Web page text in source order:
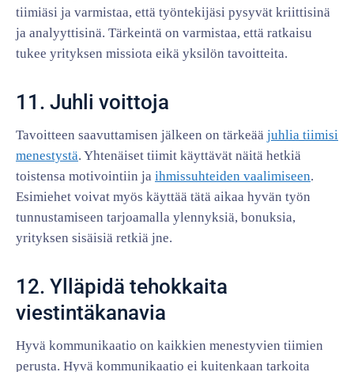
tiimiäsi ja varmistaa, että työntekijäsi pysyvät kriittisinä
ja analyyttisinä. Tärkeintä on varmistaa, että ratkaisu
tukee yrityksen missiota eikä yksilön tavoitteita.
11. Juhli voittoja
Tavoitteen saavuttamisen jälkeen on tärkeää juhlia tiimisi
menestystä. Yhtenäiset tiimit käyttävät näitä hetkiä
toistensa motivointiin ja ihmissuhteiden vaalimiseen.
Esimiehet voivat myös käyttää tätä aikaa hyvän työn
tunnustamiseen tarjoamalla ylennyksiä, bonuksia,
yrityksen sisäisiä retkiä jne.
12. Ylläpidä tehokkaita
viestintäkanavia
Hyvä kommunikaatio on kaikkien menestyvien tiimien
perusta. Hyvä kommunikaatio ei kuitenkaan tarkoita